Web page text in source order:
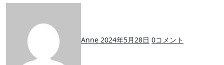
Anne 2024年5月28日 0コメント